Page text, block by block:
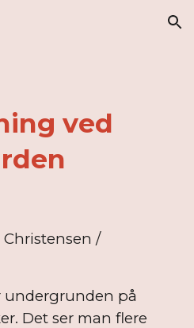
Skip to navigation
ved
/
på
Det ser man flere